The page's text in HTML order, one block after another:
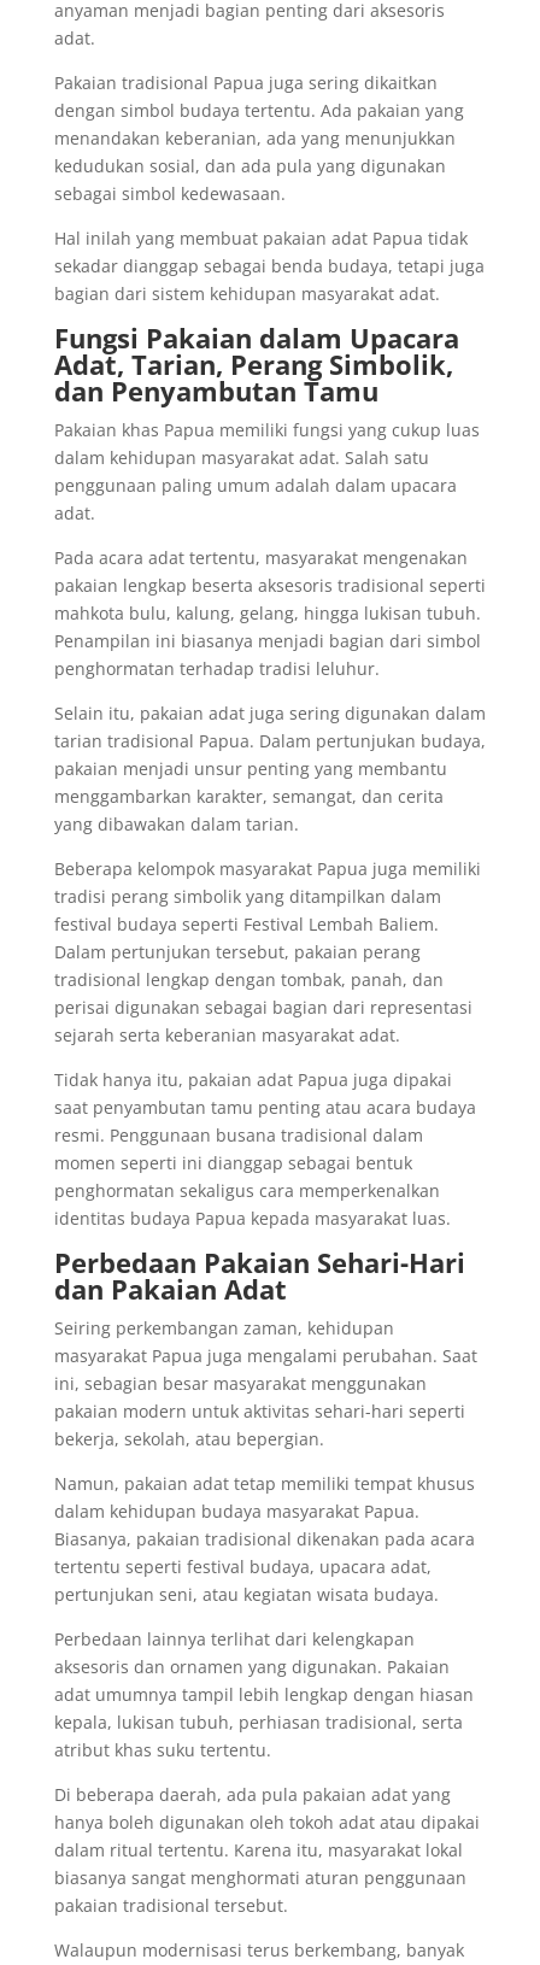
anyaman menjadi bagian penting dari aksesoris
adat.
Pakaian tradisional Papua juga sering dikaitkan
dengan simbol budaya tertentu. Ada pakaian yang
menandakan keberanian, ada yang menunjukkan
kedudukan sosial, dan ada pula yang digunakan
sebagai simbol kedewasaan.
Hal inilah yang membuat pakaian adat Papua tidak
sekadar dianggap sebagai benda budaya, tetapi juga
bagian dari sistem kehidupan masyarakat adat.
Fungsi Pakaian dalam Upacara
Adat, Tarian, Perang Simbolik,
dan Penyambutan Tamu
Pakaian khas Papua memiliki fungsi yang cukup luas
dalam kehidupan masyarakat adat. Salah satu
penggunaan paling umum adalah dalam upacara
adat.
Pada acara adat tertentu, masyarakat mengenakan
pakaian lengkap beserta aksesoris tradisional seperti
mahkota bulu, kalung, gelang, hingga lukisan tubuh.
Penampilan ini biasanya menjadi bagian dari simbol
penghormatan terhadap tradisi leluhur.
Selain itu, pakaian adat juga sering digunakan dalam
tarian tradisional Papua. Dalam pertunjukan budaya,
pakaian menjadi unsur penting yang membantu
menggambarkan karakter, semangat, dan cerita
yang dibawakan dalam tarian.
Beberapa kelompok masyarakat Papua juga memiliki
tradisi perang simbolik yang ditampilkan dalam
festival budaya seperti Festival Lembah Baliem.
Dalam pertunjukan tersebut, pakaian perang
tradisional lengkap dengan tombak, panah, dan
perisai digunakan sebagai bagian dari representasi
sejarah serta keberanian masyarakat adat.
Tidak hanya itu, pakaian adat Papua juga dipakai
saat penyambutan tamu penting atau acara budaya
resmi. Penggunaan busana tradisional dalam
momen seperti ini dianggap sebagai bentuk
penghormatan sekaligus cara memperkenalkan
identitas budaya Papua kepada masyarakat luas.
Perbedaan Pakaian Sehari-Hari
dan Pakaian Adat
Seiring perkembangan zaman, kehidupan
masyarakat Papua juga mengalami perubahan. Saat
ini, sebagian besar masyarakat menggunakan
pakaian modern untuk aktivitas sehari-hari seperti
bekerja, sekolah, atau bepergian.
Namun, pakaian adat tetap memiliki tempat khusus
dalam kehidupan budaya masyarakat Papua.
Biasanya, pakaian tradisional dikenakan pada acara
tertentu seperti festival budaya, upacara adat,
pertunjukan seni, atau kegiatan wisata budaya.
Perbedaan lainnya terlihat dari kelengkapan
aksesoris dan ornamen yang digunakan. Pakaian
adat umumnya tampil lebih lengkap dengan hiasan
kepala, lukisan tubuh, perhiasan tradisional, serta
atribut khas suku tertentu.
Di beberapa daerah, ada pula pakaian adat yang
hanya boleh digunakan oleh tokoh adat atau dipakai
dalam ritual tertentu. Karena itu, masyarakat lokal
biasanya sangat menghormati aturan penggunaan
pakaian tradisional tersebut.
Walaupun modernisasi terus berkembang, banyak